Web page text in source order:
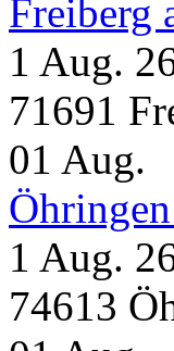
Freiberg
1 Aug.
71691
01 Aug.
1 Aug.
74613